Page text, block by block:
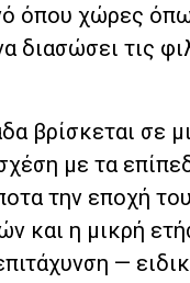
όπου χώρες
τις
βρίσκεται σε
με τα
την εποχή
και η μικρή
—